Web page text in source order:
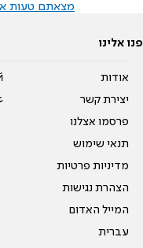
מצאתם טעות
פנו אלינו
אודות
יצירת קשר
פרסמו אצלנו
תנאי שימוש
מדיניות פרטיות
הצהרת נגישות
המייל האדום
עברית